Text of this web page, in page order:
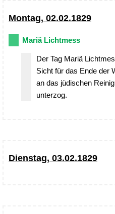
Montag, 02.02.1829
Mariä Lichtmess
Der Tag Mariä
Sicht für das Ende der
an das jüdischen
unterzog.
Dienstag, 03.02.1829